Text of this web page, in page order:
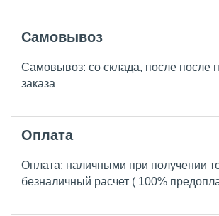
Самовывоз
Самовывоз: со склада, после после
заказа
Оплата
Оплата: наличными при получении
безналичный расчет ( 100%